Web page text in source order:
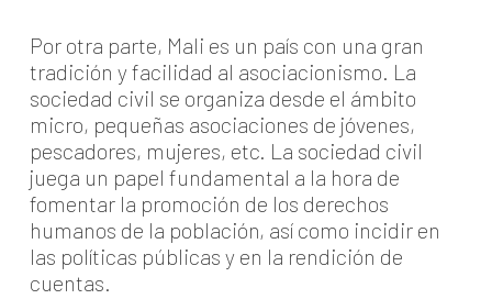
Por otra parte, Mali es un país con una gran
tradición y facilidad al asociacionismo. La
sociedad civil se organiza desde el ámbito
micro, pequeñas asociaciones de jóvenes,
pescadores, mujeres, etc. La sociedad civil
juega un papel fundamental a la hora de
fomentar la promoción de los derechos
humanos de la población, así como incidir en
las políticas públicas y en la rendición de
cuentas.